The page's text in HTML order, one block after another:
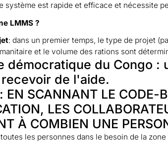
système est rapide et efficace et nécessite
LMMS ?
: dans un premier temps, le type de projet
et le volume des rations sont
EN SCANNANT LE CODE-
LES
À COMBIEN UNE
les personnes dans le besoin de la